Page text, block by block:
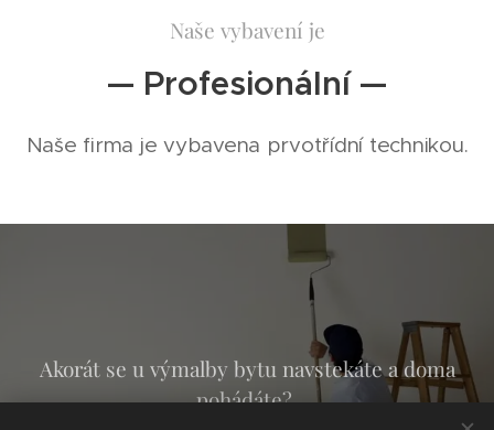
Naše vybavení je
— Profesionální —
Naše firma je vybavena prvotřídní technikou.
Akorát se u výmalby bytu navstekáte a doma
pohádáte?